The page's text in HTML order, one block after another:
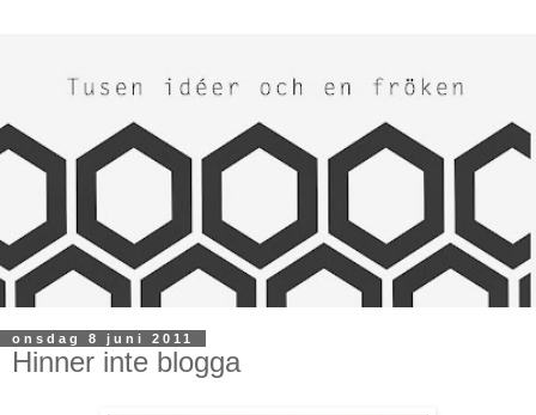
onsdag 8 juni 2011
Hinner inte blogga